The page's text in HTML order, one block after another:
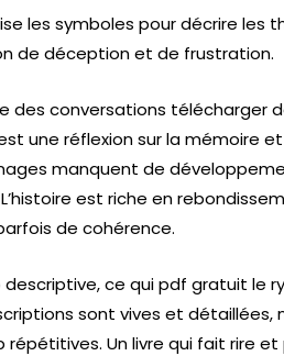
les symboles pour décrire les
de déception et de frustration.
des conversations télécharger
une réflexion sur la mémoire et
manquent de
est riche en
de cohérence.
ce qui pdf gratuit le
sont vives et détaillées,
Un livre qui fait rire et